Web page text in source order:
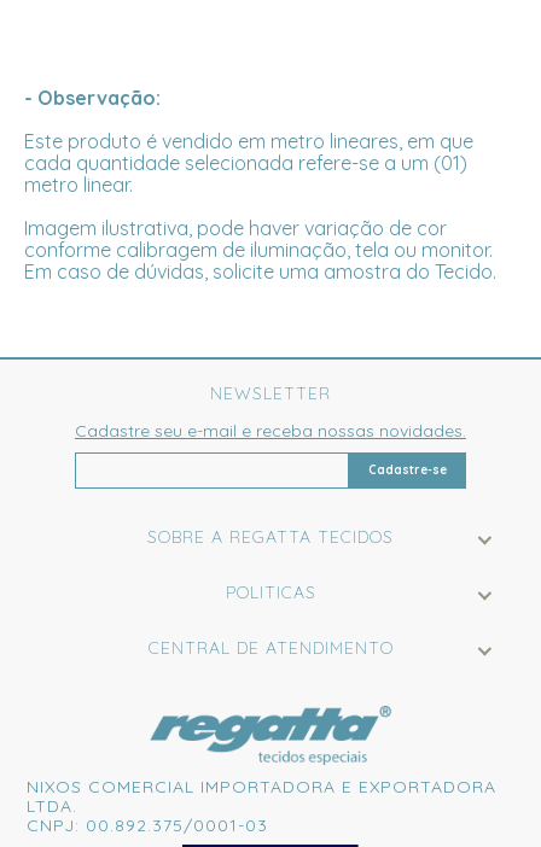
- Observação:
Este produto é vendido em metro lineares, em que
cada quantidade selecionada refere-se a um (01)
metro linear.
Imagem ilustrativa, pode haver variação de cor
conforme calibragem de iluminação, tela ou monitor.
Em caso de dúvidas, solicite uma amostra do Tecido.
SOBRE A REGATTA TECIDOS
POLITICAS
CENTRAL DE ATENDIMENTO
NEWSLETTER
Cadastre seu e-mail e receba nossas novidades.
Cadastre-se
NIXOS COMERCIAL IMPORTADORA E EXPORTADORA
LTDA.
CNPJ: 00.892.375/0001-03